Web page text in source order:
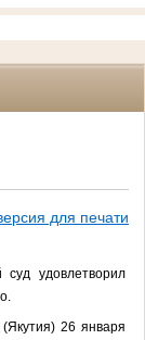
для печати
суд удовлетворил
26 января